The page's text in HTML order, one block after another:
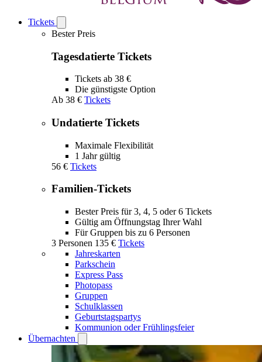
Tickets
Tickets
Bester Preis
Tagesdatierte Tickets
Tickets ab 38 €
Die günstigste Option
Ab 38 € Tickets
Undatierte Tickets
Maximale Flexibilität
1 Jahr gültig
56 € Tickets
Familien-Tickets
Bester Preis für 3, 4, 5 oder 6 Tickets
Gültig am Öffnungstag Ihrer Wahl
Für Gruppen bis zu 6 Personen
3 Personen 135 € Tickets
Jahreskarten
Parkschein
Express Pass
Photopass
Gruppen
Schulklassen
Geburtstagspartys
Kommunion oder Frühlingsfeier
Übernachten
Übernachten
submenu